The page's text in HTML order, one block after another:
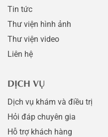
Tin tức
Thư viện hình ảnh
Thư viện video
Liên hệ
DỊCH VỤ
Dịch vụ khám và điều trị
Hỏi đáp chuyên gia
Hỗ trợ khách hàng